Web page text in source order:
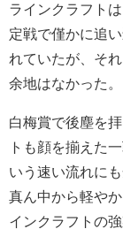
ラインクラフト
定戦で僅かに追
れていたが、そ
余地はなかった。
白梅賞で後塵を
トも顔を揃えた
いう速い流れに
真ん中から軽や
インクラフトの